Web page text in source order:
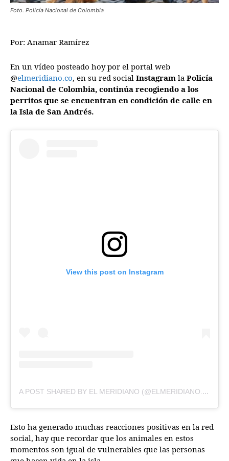
Foto. Policía Nacional de Colombia
Por: Anamar Ramírez
En un vídeo posteado hoy por el portal web
@elmeridiano.co, en su red social Instagram la Policía
Nacional de Colombia, continúa recogiendo a los
perritos que se encuentran en condición de calle en
la Isla de San Andrés.
View this post on Instagram
A
POST SHARED BY EL MERIDIANO (@ELMERIDIANO.CO)
Esto ha generado muchas reacciones positivas en la red
social, hay que recordar que los animales en estos
momentos son igual de vulnerables que las personas